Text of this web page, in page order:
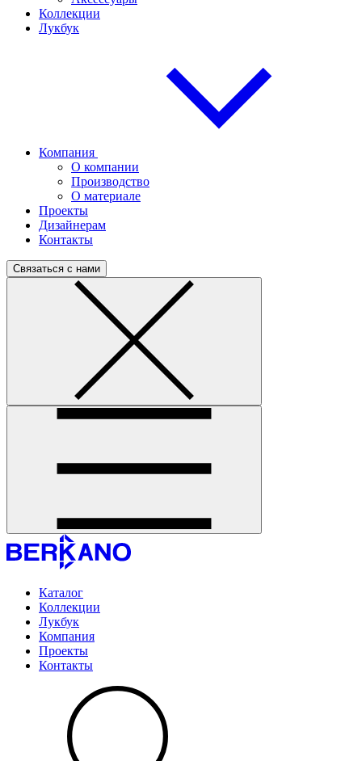
Коллекции
Лукбук
Компания
О компании
Производство
О материале
Проекты
Дизайнерам
Контакты
Связаться с нами
Каталог
Коллекции
Лукбук
Компания
Проекты
Контакты